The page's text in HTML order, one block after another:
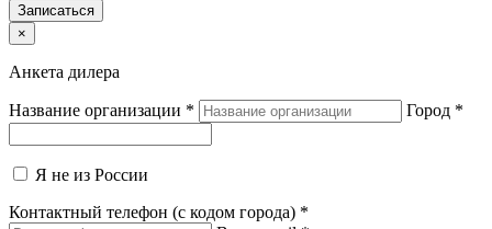
×
Анкета дилера
Название организации * Город *
Я не из России
Контактный телефон (с кодом города) *